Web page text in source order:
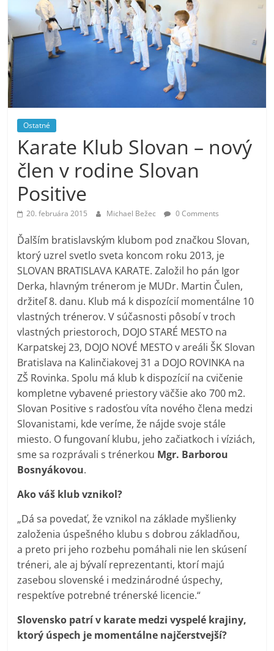
Ostatné
Karate Klub Slovan – nový
člen v rodine Slovan
Positive
20. februára 2015 Michael Bežec 0 Comments
Ďalším bratislavským klubom pod značkou Slovan,
ktorý uzrel svetlo sveta koncom roku 2013, je
SLOVAN BRATISLAVA KARATE. Založil ho pán Igor
Derka, hlavným trénerom je MUDr. Martin Čulen,
držiteľ 8. danu. Klub má k dispozícií momentálne 10
vlastných trénerov. V súčasnosti pôsobí v troch
vlastných priestoroch, DOJO STARÉ MESTO na
Karpatskej 23, DOJO NOVÉ MESTO v areáli ŠK Slovan
Bratislava na Kalinčiakovej 31 a DOJO ROVINKA na
ZŠ Rovinka. Spolu má klub k dispozícií na cvičenie
kompletne vybavené priestory väčšie ako 700 m2.
Slovan Positive s radosťou víta nového člena medzi
Slovanistami, kde veríme, že nájde svoje stále
miesto. O fungovaní klubu, jeho začiatkoch i víziách,
sme sa rozprávali s trénerkou Mgr. Barborou
Bosnyákovou.
Ako váš klub vznikol?
„Dá sa povedať, že vznikol na základe myšlienky
založenia úspešného klubu s dobrou základňou,
a preto pri jeho rozbehu pomáhali nie len skúsení
tréneri, ale aj bývalí reprezentanti, ktorí majú
zasebou slovenské i medzinárodné úspechy,
respektíve potrebné trénerské licencie.“
Slovensko patrí v karate medzi vyspelé krajiny,
ktorý úspech je momentálne najčerstvejší?